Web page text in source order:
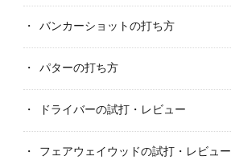
バンカーショットの打ち方
パターの打ち方
ドライバーの試打・レビュー
フェアウェイウッドの試打・レビュー